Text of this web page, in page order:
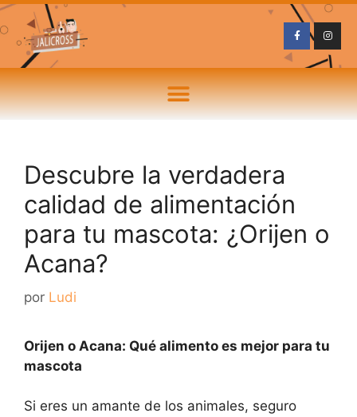
Descubre la verdadera
calidad de alimentación
para tu mascota: ¿Orijen o
Acana?
por Ludi
Orijen o Acana: Qué alimento es mejor para tu
mascota
Si eres un amante de los animales, seguro